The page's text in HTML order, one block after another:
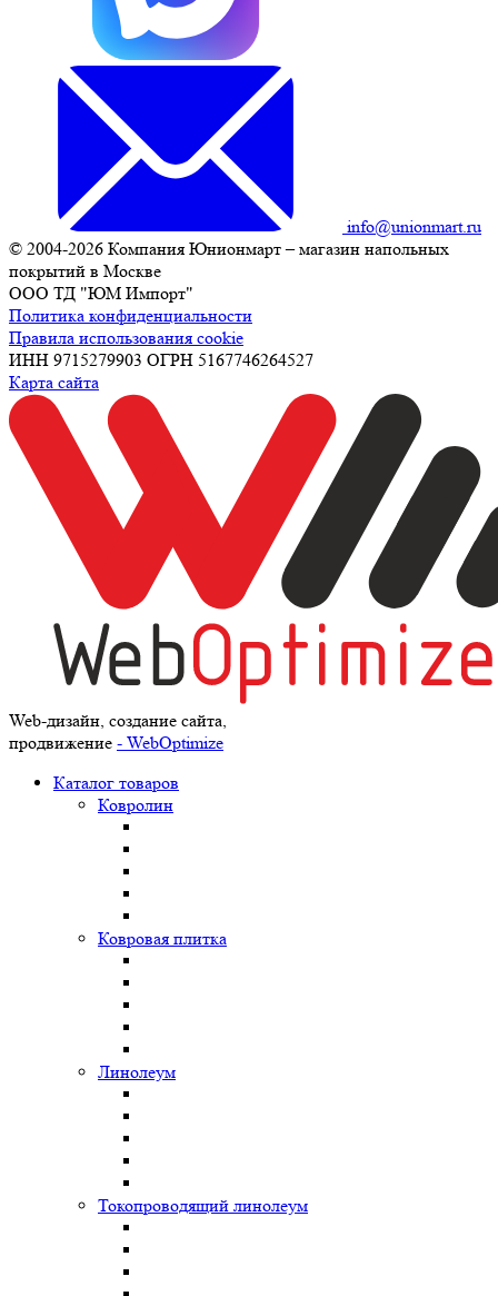
info@unionmart.ru
© 2004-2026 Компания Юнионмарт – магазин напольных
покрытий в Москве
ООО ТД "ЮМ Импорт"
Политика конфиденциальности
Правила использования cookie
ИНН 9715279903 ОГРН 5167746264527
Карта сайта
Web-дизайн, создание сайта,
продвижение - WebOptimize
Каталог товаров
Ковролин
Ковровая плитка
Линолеум
Токопроводящий линолеум